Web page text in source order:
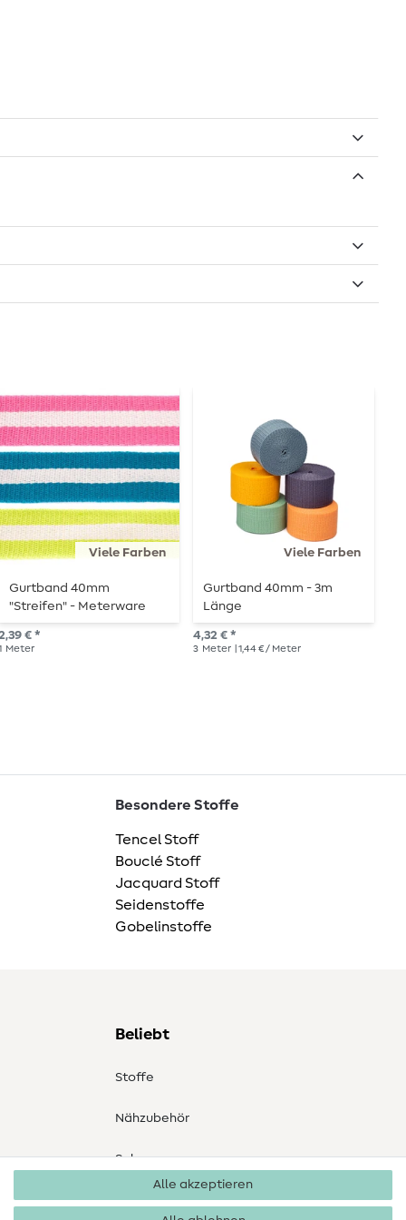
Viele Farben
Gurtband 40mm
"Streifen" - Meterware
€ *
Meter
Viele Farben
Gurtband 40mm - 3m
Länge
4,32 € *
3 Meter | 1,44 € / Meter
Besondere Stoffe
Tencel Stoff
Bouclé Stoff
Jacquard Stoff
Seidenstoffe
Gobelinstoffe
Beliebt
Stoffe
Nähzubehör
Sale
Schnittmuster
Alle akzeptieren